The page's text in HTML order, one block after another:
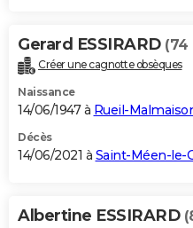
Gerard ESSIRARD (74
Créer une cagnotte obsèques
Naissance
14/06/1947 à Rueil-
Décès
14/06/2021 à Saint-Méen-le-
Albertine ESSIRARD